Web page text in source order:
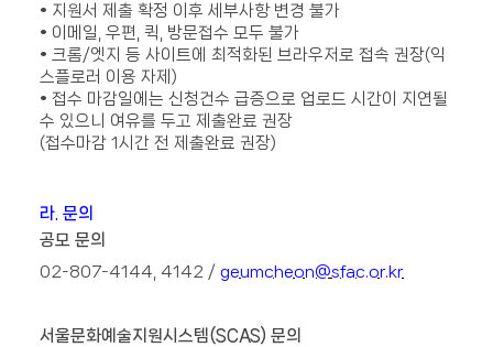
• 지원서 제출 확정 이후 세부사항 변경 불가
• 이메일, 우편, 퀵, 방문접수 모두 불가
• 크롬/엣지 등 사이트에 최적화된 브라우저로 접속 권장(익
스플로러 이용 자제 )
• 접수 마감일에는 신청건수 급증으로 업로드 시간이 지연될
수 있으니 여유를 두고 제출완료 권장
(접수마감 1시간 전 제출완료 권장)
라. 문의
공모 문의
02-807-4144, 4142 / geumcheon@sfac.or.kr
서울문화예술지원시스템(SCAS) 문의